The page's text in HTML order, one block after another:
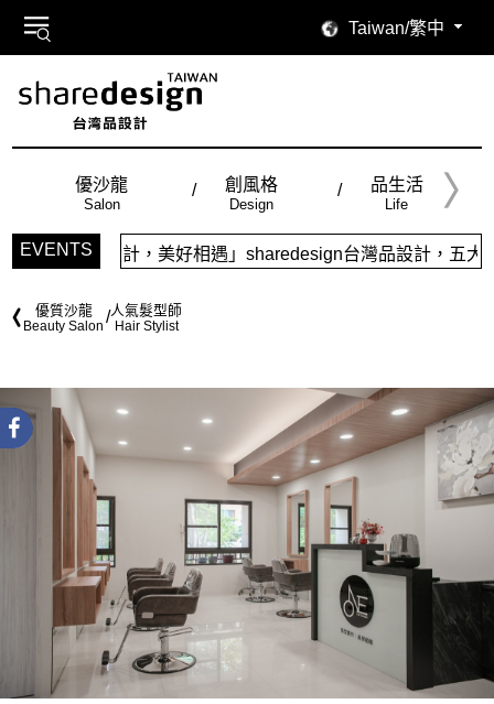
Taiwan/繁中
優沙龍
Salon
創風格
Design
品生活
Life
EVENTS
，美好相遇」sharedesign台灣品設計，五大特色主題，簡
優質沙龍
Beauty Salon
人氣髮型師
Hair Stylist